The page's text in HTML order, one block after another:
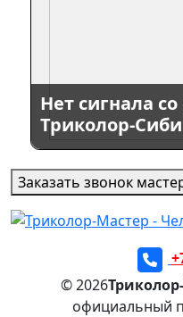
Нет сигнала
Триколор-
Заказать звонок
© 2026
официальный